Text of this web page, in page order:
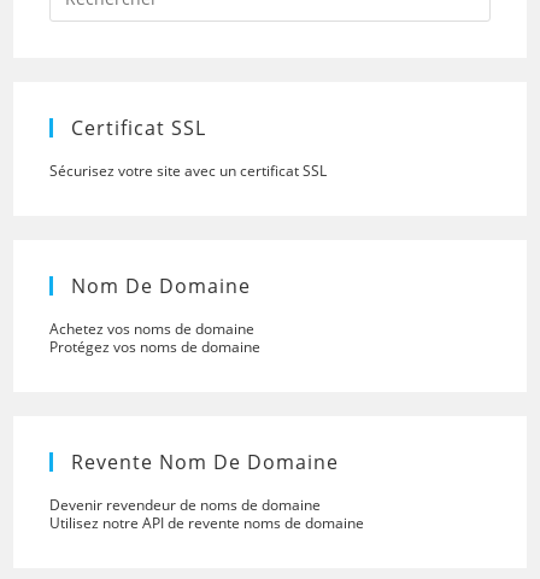
to
Certificat SSL
Sécurisez votre site avec un certificat SSL
Nom De Domaine
Achetez vos noms de domaine
Protégez vos noms de domaine
Revente Nom De Domaine
Devenir revendeur de noms de domaine
Utilisez notre API de revente noms de domaine